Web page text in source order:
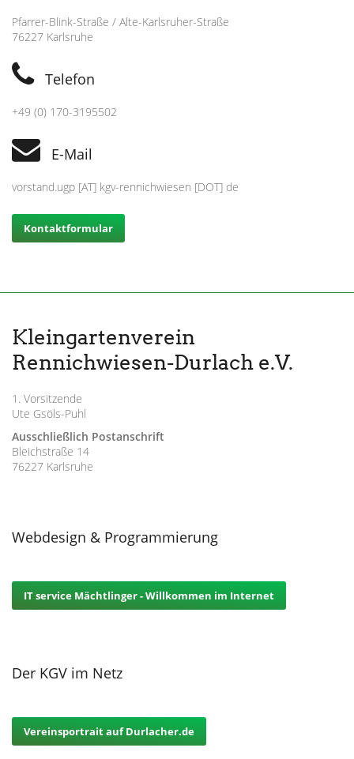
Pfarrer-Blink-Straße / Alte-Karlsruher-Straße
76227 Karlsruhe
Telefon
+49 (0) 170-3195502
E-Mail
vorstand.ugp [AT] kgv-rennichwiesen [DOT] de
Kontaktformular
Kleingartenverein
Rennichwiesen-Durlach e.V.
1. Vorsitzende
Ute Gsöls-Puhl
Ausschließlich Postanschrift
Bleichstraße 14
76227 Karlsruhe
Webdesign & Programmierung
IT service Mächtlinger - Willkommen im Internet
Der KGV im Netz
Vereinsportrait auf Durlacher.de